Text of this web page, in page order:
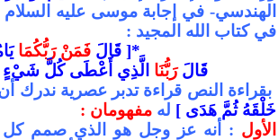
الهندسي- في إجابة موسى عليه
في كتاب الله المجيد :
*[ قَالَفَمَنْ رَبُّكُمَا
قَالَرَبُّنَا الَّذِي أَعْطَى كُلَّ شَيْءٍ
بقراءة النص قراءة تدبر عصرية ندرك
خَلْقَهُ ثُمَّ هَدَى ] له مفهومان :
الأول : أنه عز وجل هو الذي صمم